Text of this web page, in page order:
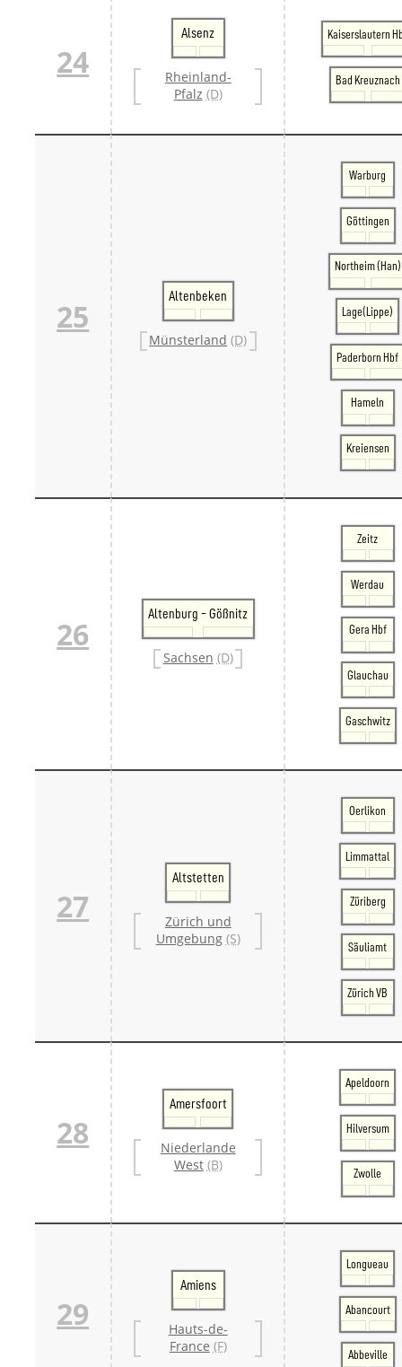
24
Alsenz
Rheinland-
Pfalz (D)
Kaiserslautern
Bad Kreuznach
25
Altenbeken
Münsterland (D)
Warburg
Göttingen
Northeim (Han)
Lage(Lippe)
Paderborn Hbf
Hameln
Kreiensen
26
Altenburg - Gößnitz
Sachsen (D)
Zeitz
Werdau
Gera Hbf
Glauchau
Gaschwitz
27
Altstetten
Zürich und
Umgebung (S)
Oerlikon
Limmattal
Züriberg
Säuliamt
Zürich VB
28
Amersfoort
Niederlande
West (B)
Apeldoorn
Hilversum
Zwolle
29
Amiens
Hauts-de-
France (F)
Longueau
Abancourt
Abbeville